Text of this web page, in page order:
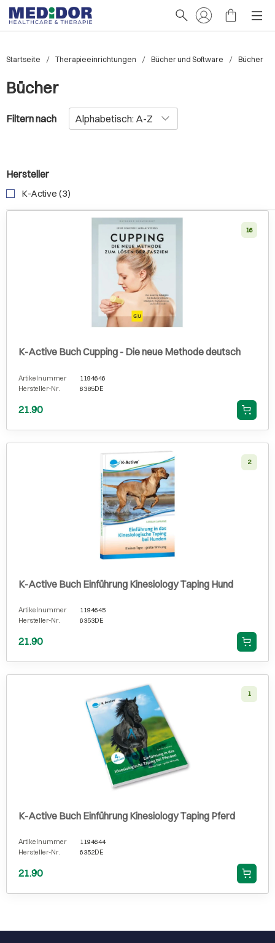
Startseite Therapieeinrichtungen Bücher und Software Bücher
Bücher
Filtern nach
Hersteller
K-Active (3)
16
K-Active Buch Cupping - Die neue Methode deutsch
Artikelnummer
1194646
Hersteller-Nr.
6385DE
21.90
2
K-Active Buch Einführung Kinesiology Taping Hund
Artikelnummer
1194645
Hersteller-Nr.
6353DE
21.90
1
K-Active Buch Einführung Kinesiology Taping Pferd
Artikelnummer
1194644
Hersteller-Nr.
6352DE
21.90